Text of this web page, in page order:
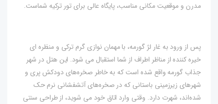
مدرن و موقعیت مکانی مناسب، پایگاه عالی برای تور ترکیه شماست.
پس از ورود به غار لژ گورمه، با مهمان نوازی گرم ترکی و منظره ای
خیره کننده از مناظر اطراف از شما استقبال می شود. این هتل در شهر
جذاب گورمه واقع شده است که به خاطر صخره‌های دودکش پری و
شهرهای زیرزمینی باستانی که در صخره‌های آتشفشانی نرم حک
شده‌اند، شهرت دارد. وقتی وارد اتاق خود می شوید، از طراحی سنتی